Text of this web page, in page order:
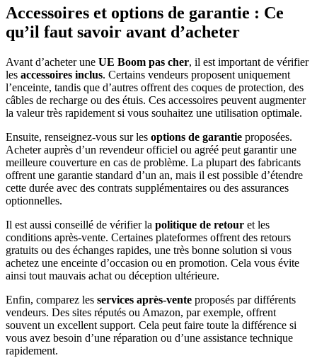
Accessoires et options de garantie : Ce
qu’il faut savoir avant d’acheter
Avant d’acheter une UE Boom pas cher, il est important de vérifier
les accessoires inclus. Certains vendeurs proposent uniquement
l’enceinte, tandis que d’autres offrent des coques de protection, des
câbles de recharge ou des étuis. Ces accessoires peuvent augmenter
la valeur très rapidement si vous souhaitez une utilisation optimale.
Ensuite, renseignez-vous sur les options de garantie proposées.
Acheter auprès d’un revendeur officiel ou agréé peut garantir une
meilleure couverture en cas de problème. La plupart des fabricants
offrent une garantie standard d’un an, mais il est possible d’étendre
cette durée avec des contrats supplémentaires ou des assurances
optionnelles.
Il est aussi conseillé de vérifier la politique de retour et les
conditions après-vente. Certaines plateformes offrent des retours
gratuits ou des échanges rapides, une très bonne solution si vous
achetez une enceinte d’occasion ou en promotion. Cela vous évite
ainsi tout mauvais achat ou déception ultérieure.
Enfin, comparez les services après-vente proposés par différents
vendeurs. Des sites réputés ou Amazon, par exemple, offrent
souvent un excellent support. Cela peut faire toute la différence si
vous avez besoin d’une réparation ou d’une assistance technique
rapidement.